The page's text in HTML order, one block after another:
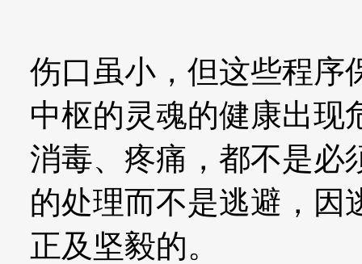
伤口虽小，但这些程序
中枢的灵魂的健康出现
消毒、疼痛，都不是必
的处理而不是逃避，因
正及坚毅的。